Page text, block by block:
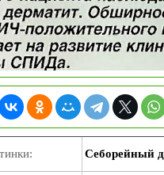
Себорейный